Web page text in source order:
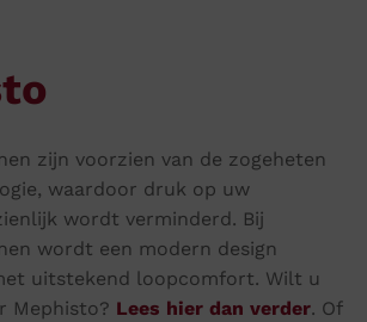
zijn voorzien van de zogeheten
waardoor druk op uw
wordt verminderd. Bij
wordt een modern design
uitstekend loopcomfort. Wilt u
Mephisto? Lees hier dan verder. Of